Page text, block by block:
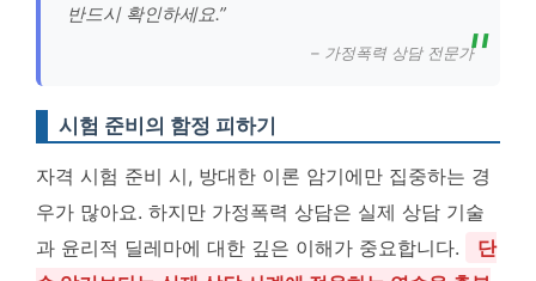
반드시 확인하세요.”
– 가정폭력 상담 전문가
시험 준비의 함정 피하기
자격 시험 준비 시, 방대한 이론 암기에만 집중하는 경
우가 많아요. 하지만 가정폭력 상담은 실제 상담 기술
과 윤리적 딜레마에 대한 깊은 이해가 중요합니다.
단